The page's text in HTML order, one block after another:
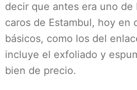
decir que antes era uno de
caros de Estambul, hoy en
básicos, como los del
incluye el exfoliado y
bien de precio.